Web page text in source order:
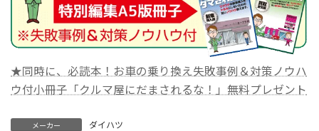
★同時に、必読本！お車の乗り換え失敗事例＆対策ノウハ
ウ付小冊子「クルマ屋にだまされるな！」無料プレゼント
メーカー ダイハツ